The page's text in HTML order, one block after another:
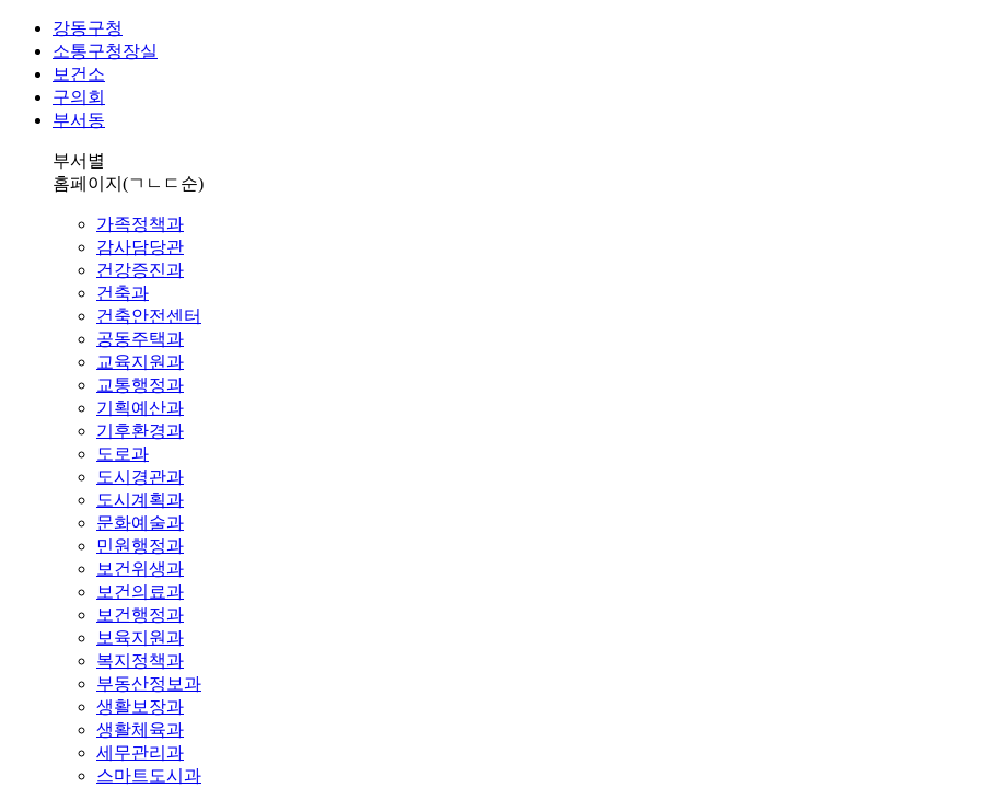
강동구청
소통구청장실
보건소
구의회
부서동
부서별
홈페이지 (ㄱㄴㄷ순)
가족정책과
감사담당관
건강증진과
건축과
건축안전센터
공동주택과
교육지원과
교통행정과
기획예산과
기후환경과
도로과
도시경관과
도시계획과
문화예술과
민원행정과
보건위생과
보건의료과
보건행정과
보육지원과
복지정책과
부동산정보과
생활보장과
생활체육과
세무관리과
스마트도시과